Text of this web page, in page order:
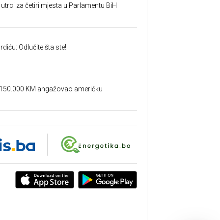
za četiri mjesta u Parlamentu BiH
Odlučite šta ste!
KM angažovao američku